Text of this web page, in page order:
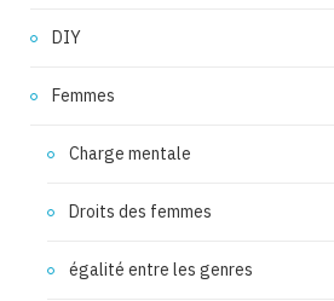
DIY
Femmes
Charge mentale
Droits des femmes
égalité entre les genres